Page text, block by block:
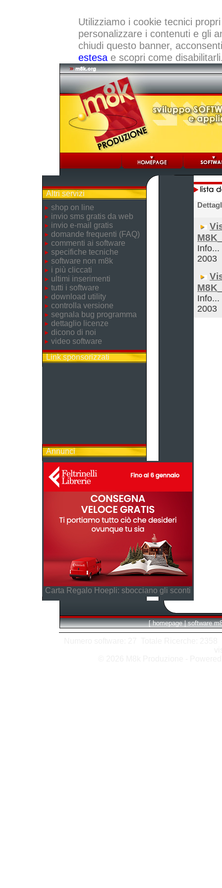
Utilizziamo i cookie tecnici
personalizzare i contenuti e gli
chiudi questo banner,
estesae scopri come
Altri servizi
shop on line
invio sms gratis da web
invio e-mail gratis
domande frequenti (FAQ)
commenti ai software
specifiche tecniche
software non m8k
i più cliccati
ultimi inserimenti
tutti i software
download utility
controlla versione
segnala bug programma
dettaglio licenze
dicono di noi
video software
Link sponsorizzati
Annunci
Carta Regalo Hoepli: sbocciano gli sconti
Info...
2003
Info...
2003
[ homepage | software